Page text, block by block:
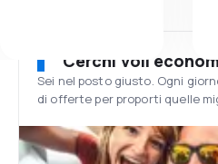
Cerchi voli
Sei nel posto giusto. Ogni
di offerte per proporti quelle